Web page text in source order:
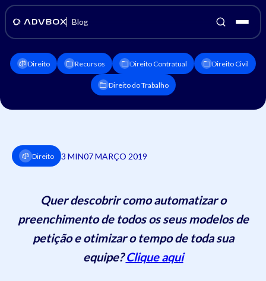
Blog
Direito Recursos Direito Contratual Direito Civil
Direito do Trabalho
Direito 3 MIN07 MARÇO 2019
Quer descobrir como automatizar o
preenchimento de todos os seus modelos de
petição e otimizar o tempo de toda sua
equipe?Clique aqui